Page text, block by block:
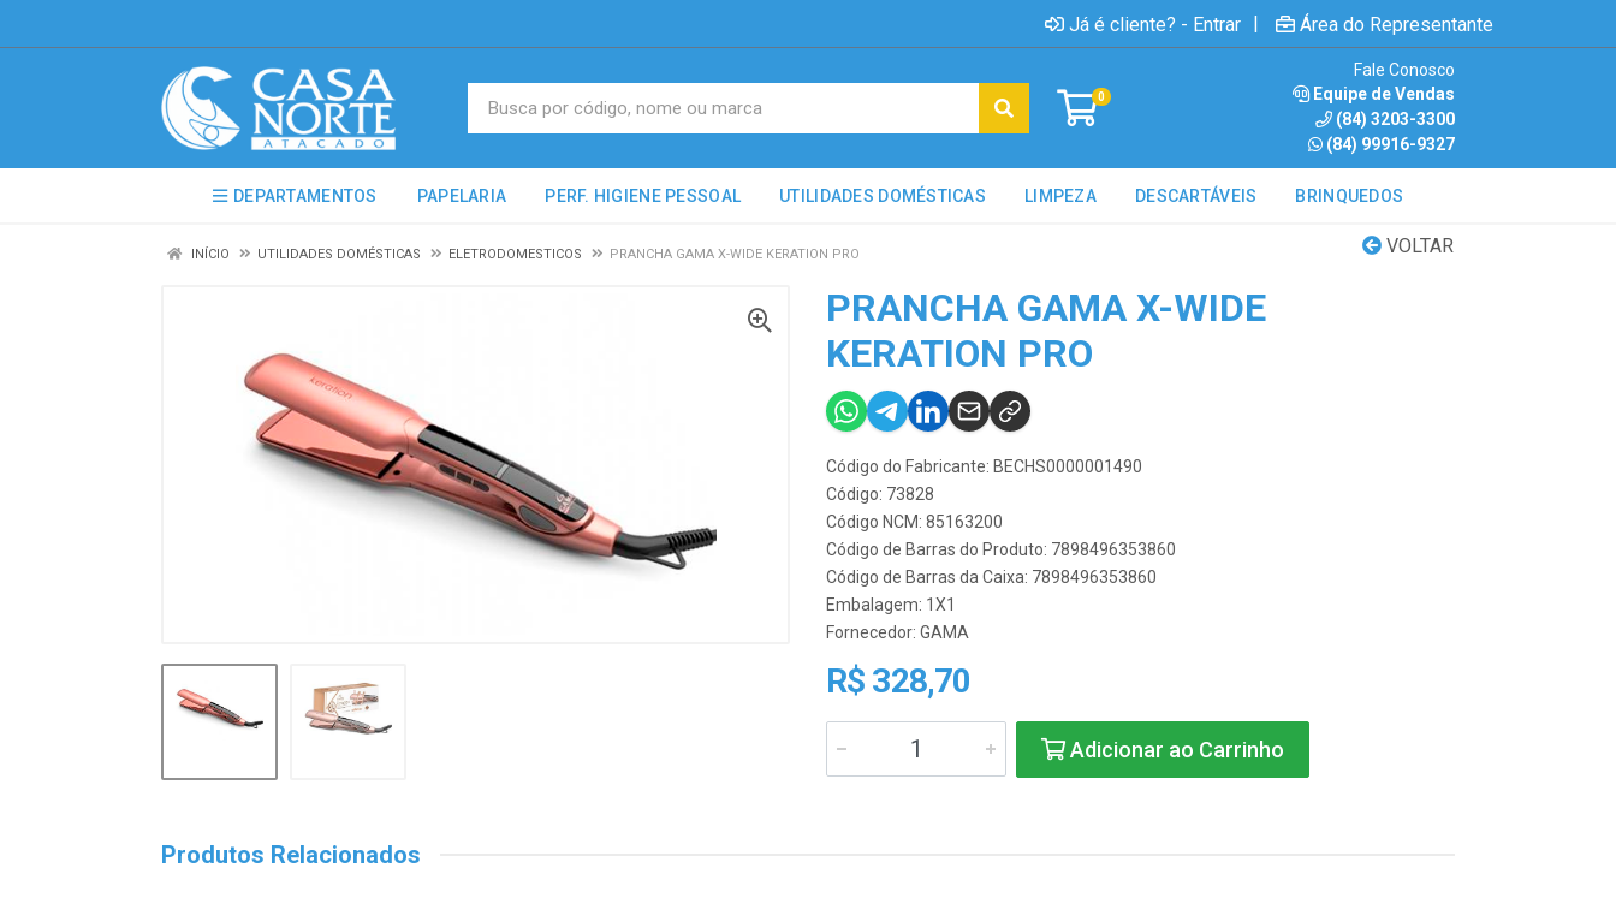
Já é cliente? - Entrar | Área do Representante
0
Fale Conosco
Equipe de Vendas
(84) 3203-3300
(84) 99916-9327
DEPARTAMENTOS PAPELARIA PERF. HIGIENE PESSOAL UTILIDADES DOMÉSTICAS LIMPEZA DESCARTÁVEIS BRINQUEDOS
VOLTAR
INÍCIO UTILIDADES DOMÉSTICAS ELETRODOMESTICOS PRANCHA GAMA X-WIDE KERATION PRO
PRANCHA GAMA X-WIDE
KERATION PRO
Código do Fabricante: BECHS0000001490
Código: 73828
Código NCM: 85163200
Código de Barras do Produto: 7898496353860
Código de Barras da Caixa: 7898496353860
Embalagem: 1X1
Fornecedor: GAMA
R$ 328,70
Adicionar ao Carrinho
Produtos Relacionados